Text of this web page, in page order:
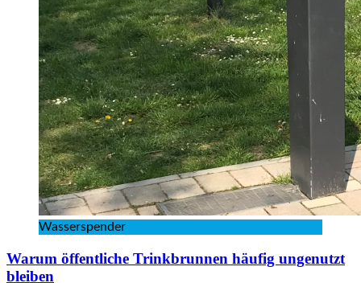
Wasserspender
Warum öffentliche Trinkbrunnen häufig ungenutzt
bleiben